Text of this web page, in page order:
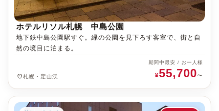
ホテルリソル札幌 中島公園
地下鉄中島公園駅すぐ。緑の公園を見下ろす客室で、街と自
然の境目に泊まる。
place札幌・定山渓
期間中最安 / お一人様
¥55,700〜